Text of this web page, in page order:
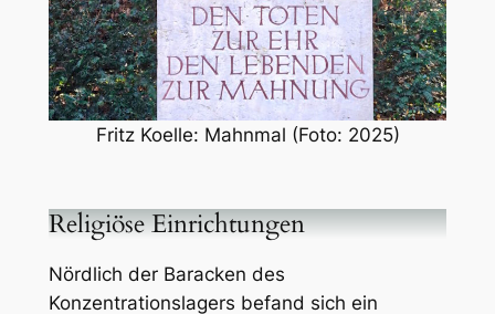
Fritz Koelle: Mahnmal (Foto: 2025)
Religiöse Einrichtungen
Nördlich der Baracken des
Konzentrationslagers befand sich ein